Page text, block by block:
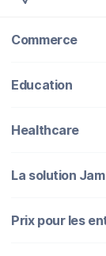
Commerce
Education
Healthcare
La solution
Prix pour les